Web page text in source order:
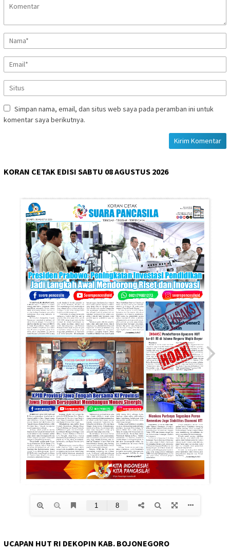
Simpan nama, email, dan situs web saya pada peramban ini untuk
komentar saya berikutnya.
KORAN CETAK EDISI SABTU 08 AGUSTUS 2026
UCAPAN HUT RI DEKOPIN KAB. BOJONEGORO